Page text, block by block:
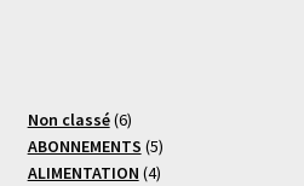
Non classé 66
produits
ABONNEMENTS 55
produits
ALIMENTATION 44